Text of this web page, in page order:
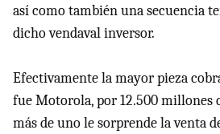
así como también una secuencia
dicho vendaval inversor.
Efectivamente la mayor pieza
fue Motorola, por 12.500 millones
más de uno le sorprende la venta